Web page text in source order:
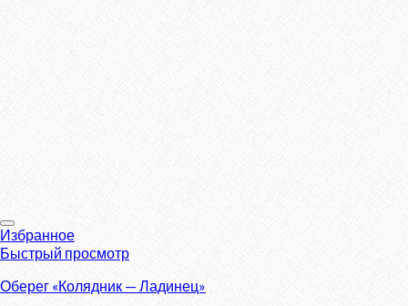
Избранное
Быстрый просмотр
Оберег «Колядник — Ладинец»